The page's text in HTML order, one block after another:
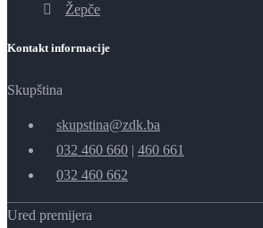
Žepče
Kontakt informacije
Skupština
skupstina@zdk.ba
032 460 660 | 460 661
032 460 662
Ured premijera